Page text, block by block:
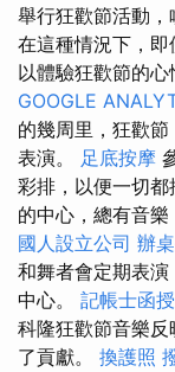
舉行狂歡節活動，
在這種情況下，
以體驗狂歡節的心
GOOGLE
的幾周里，狂歡
表演。 足底按摩
彩排，以便一切
的中心，總有音
國人設立公司 辦
和舞者會定期表
中心。 記帳士函授
科隆狂歡節音樂
了貢獻。 換護照